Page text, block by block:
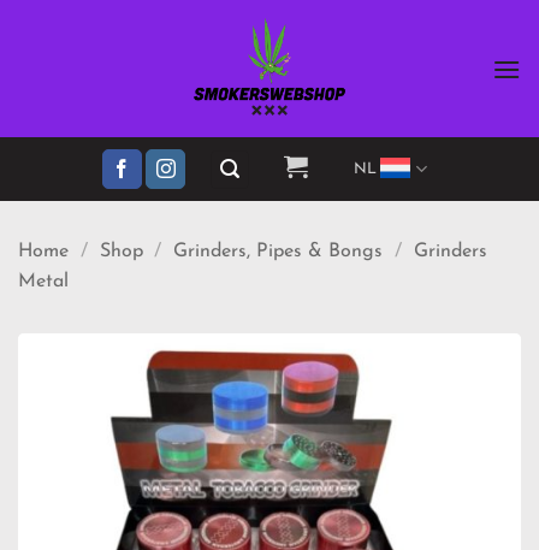
NL
Home / Shop / Grinders, Pipes & Bongs /
Grinders
Metal